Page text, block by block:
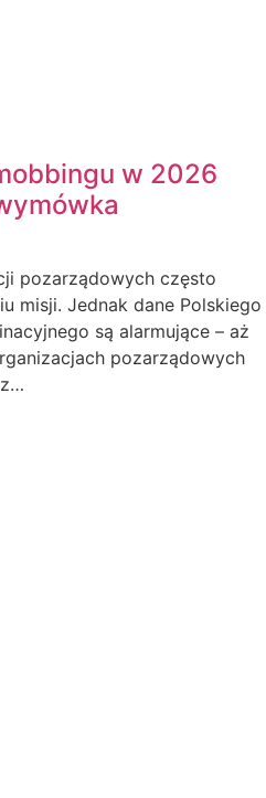
w 2026
pozarządowych często
misji. Jednak dane Polskiego
są alarmujące – aż
pozarządowych